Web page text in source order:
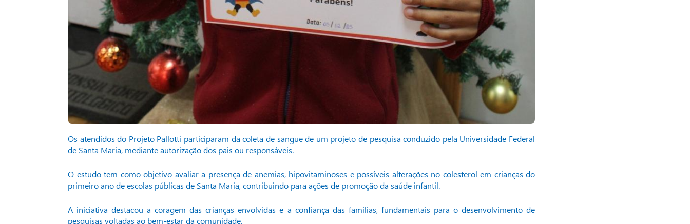
Os atendidos do Projeto Pallotti participaram da coleta de sangue de um projeto de pesquisa conduzido pela Universidade Federal
de Santa Maria, mediante autorização dos pais ou responsáveis.
O estudo tem como objetivo avaliar a presença de anemias, hipovitaminoses e possíveis alterações no colesterol em crianças do
primeiro ano de escolas públicas de Santa Maria, contribuindo para ações de promoção da saúde infantil.
A iniciativa destacou a coragem das crianças envolvidas e a confiança das famílias, fundamentais para o desenvolvimento de
pesquisas voltadas ao bem-estar da comunidade.